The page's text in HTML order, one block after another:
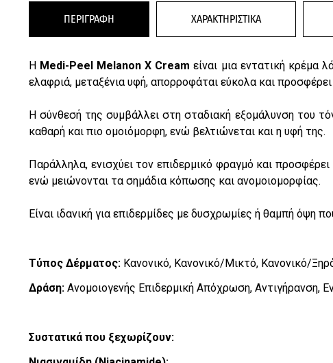
ΠΕΡΙΓΡΑΦΗ ΧΑΡΑΚΤΗΡΙΣΤΙΚΑ
Η Medi-Peel Melanon X Cream είναι μια εντατική κρέμα
ελαφριά, μεταξένια υφή, απορροφάται εύκολα και
Η σύνθεσή της συμβάλλει στη σταδιακή εξομάλυνση του
καθαρή και πιο ομοιόμορφη, ενώ βελτιώνεται και η υφή της.
Παράλληλα, ενισχύει τον επιδερμικό φραγμό και
ενώ μειώνονται τα σημάδια κόπωσης και ανομοιομορφίας.
Είναι ιδανική για επιδερμίδες με δυσχρωμίες ή θαμπή όψη
Τύπος Δέρματος: Κανονικό, Κανονικό/Μικτό, Κανονικό/
Δράση: Ανομοιογενής Επιδερμική Απόχρωση,
Συστατικά που ξεχωρίζουν: